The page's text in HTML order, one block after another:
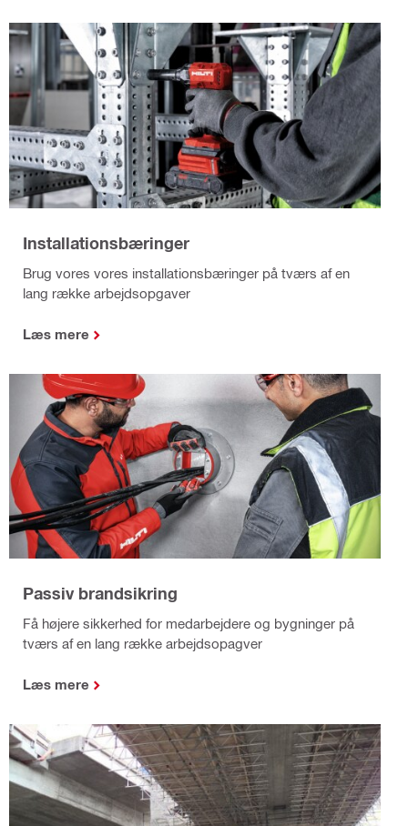
Installationsbæringer
Brug vores vores installationsbæringer på tværs af en
lang række arbejdsopgaver
Læs mere
Passiv brandsikring
Få højere sikkerhed for medarbejdere og bygninger på
tværs af en lang række arbejdsopagver
Læs mere